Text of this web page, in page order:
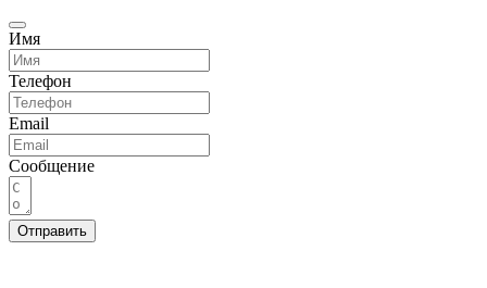
Имя
Телефон
Email
Сообщение
Отправить